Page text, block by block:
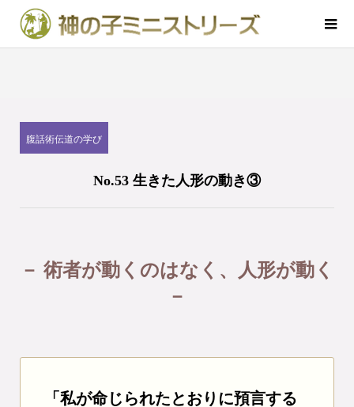
腹話術伝道の学び
No.53 生きた人形の動き③
－ 術者が動くのはなく、人形が動く
－
「私が命じられたとおりに預言する